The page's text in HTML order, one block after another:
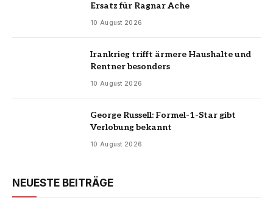
Ersatz für Ragnar Ache
10 August 2026
Irankrieg trifft ärmere Haushalte und
Rentner besonders
10 August 2026
George Russell: Formel-1-Star gibt
Verlobung bekannt
10 August 2026
NEUESTE BEITRÄGE